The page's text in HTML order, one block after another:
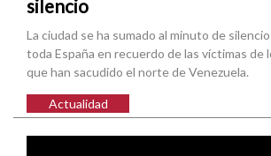
silencio
La ciudad se ha sumado al minuto de
toda España en recuerdo de las víctimas de
que han sacudido el norte de Venezuela.
Actualidad